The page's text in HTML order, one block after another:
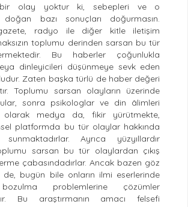
olay yoktur ki, sebepleri ve o
doğan bazı sonuçları doğurmasın.
radyo ile diğer kitle iletişim
toplumu derinden sarsan bu tür
Bu haberler çoğunlukla
dinleyicileri düşünmeye sevk eden
Zaten başka türlü de haber değeri
Toplumu sarsan olayların üzerinde
sonra psikologlar ve din âlimleri
olarak medya da, fikir yürütmekte,
platformda bu tür olaylar hakkında
sunmaktadırlar. Ayrıca yüzyıllardır
sarsan bu tür olaylardan çıkış
çabasındadırlar. Ancak bazen göz
de, bugün bile onların ilmi eserlerinde
problemlerine çözümler
Bu araştırmanın amacı felsefi